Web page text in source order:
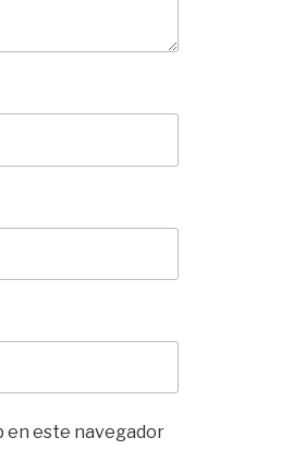
en este navegador